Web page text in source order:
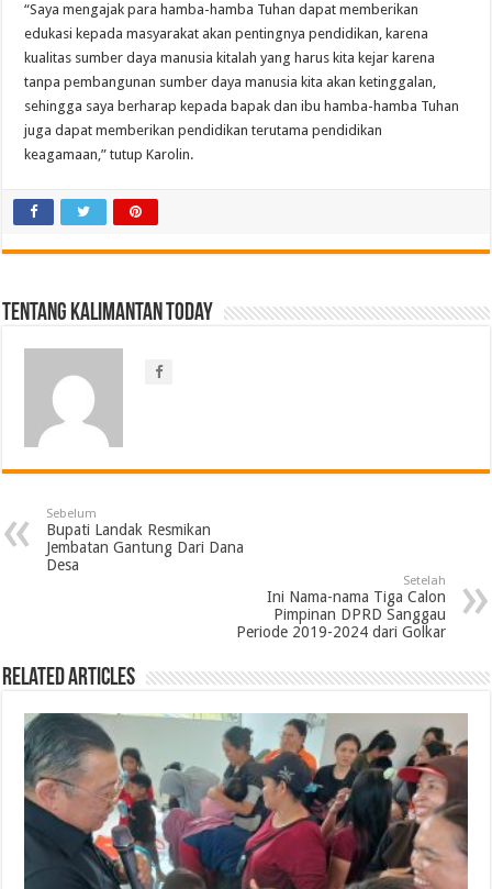
“Saya mengajak para hamba-hamba Tuhan dapat memberikan
edukasi kepada masyarakat akan pentingnya pendidikan, karena
kualitas sumber daya manusia kitalah yang harus kita kejar karena
tanpa pembangunan sumber daya manusia kita akan ketinggalan,
sehingga saya berharap kepada bapak dan ibu hamba-hamba Tuhan
juga dapat memberikan pendidikan terutama pendidikan
keagamaan,” tutup Karolin.
Tentang Kalimantan Today
Sebelum
Bupati Landak Resmikan
Jembatan Gantung Dari Dana
Desa
Setelah
Ini Nama-nama Tiga Calon
Pimpinan DPRD Sanggau
Periode 2019-2024 dari Golkar
Related Articles